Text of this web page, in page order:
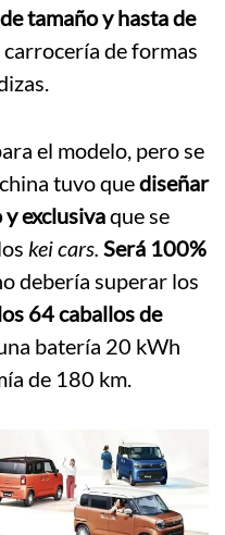
tamaño y hasta de
carrocería de formas
el modelo, pero se
tuvo quediseñar
exclusivaque se
kei cars. Será 100%
debería superar los
64 caballos de
batería 20 kWh
de 180 km.